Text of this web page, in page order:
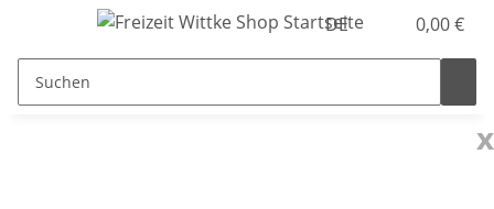
DE 0,00 €
x